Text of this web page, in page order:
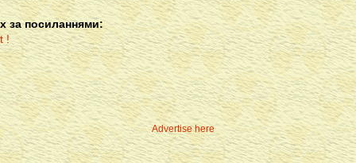
за посиланнями:
Advertise here